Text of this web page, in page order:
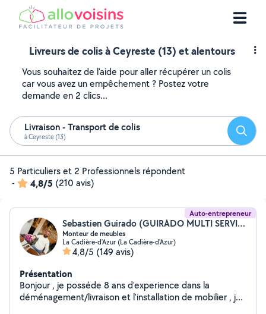
Livreurs de colis à Ceyreste (13) et alentours
Vous souhaitez de l'aide pour aller récupérer un colis
car vous avez un empêchement ? Postez votre
demande en 2 clics...
Livraison - Transport de colis
à Ceyreste (13)
5 Particuliers et 2 Professionnels répondent
-
4,8/5 (210 avis)
Auto-entrepreneur
Sebastien Guirado (GUIRADO MULTI SERVICES)
Monteur de meubles
La Cadière-d'Azur (La Cadière-d'Azur)
4,8/5 (149 avis)
Présentation
Bonjour , je posséde 8 ans d'experience dans la
déménagement/livraison et l'installation de mobilier , je